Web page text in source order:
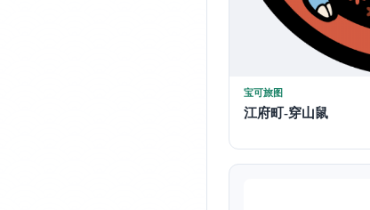
宝可旅图
江府町-穿山鼠